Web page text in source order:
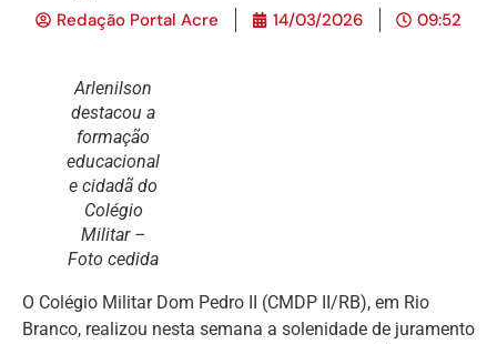
Redação Portal Acre 14/03/2026 09:52
Arlenilson
destacou a
formação
educacional
e cidadã do
Colégio
Militar –
Foto cedida
O Colégio Militar Dom Pedro II (CMDP II/RB), em Rio
Branco, realizou nesta semana a solenidade de juramento